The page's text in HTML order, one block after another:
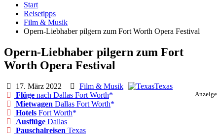
Start
Reisetipps
Film & Musik
Opern-Liebhaber pilgern zum Fort Worth Opera Festival
Opern-Liebhaber pilgern zum Fort
Worth Opera Festival
17. März 2022 Film & Musik Texas
Anzeige
Flüge nach Dallas Fort Worth
Mietwagen Dallas Fort Worth
Hotels Fort Worth
Ausflüge Dallas
Pauschalreisen Texas